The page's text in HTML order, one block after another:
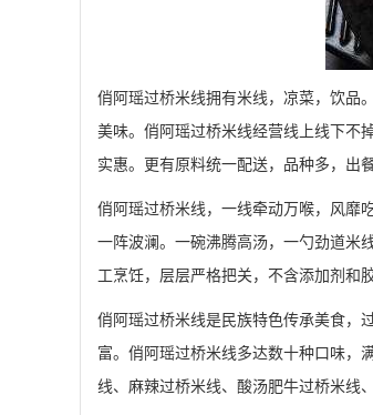
俏阿瑶过桥米线拥有米线，凉菜，饮品
美味。俏阿瑶过桥米线经营线上线下不
实惠。更有原料统一配送，品种多，出
俏阿瑶过桥米线，一线牵动万喉，风靡
一阵波澜。一碗沸腾高汤，一勺劲道米
工烹饪，层层严格把关，不含添加剂和
俏阿瑶过桥米线是民族特色传承美食，
富。俏阿瑶过桥米线多达数十种口味，
线、麻辣过桥米线、酸汤肥牛过桥米线